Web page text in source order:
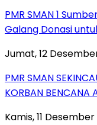
PMR SMAN 1
Galang Donasi
Jumat, 12
PMR SMAN
KORBAN BENCANA
Kamis, 11